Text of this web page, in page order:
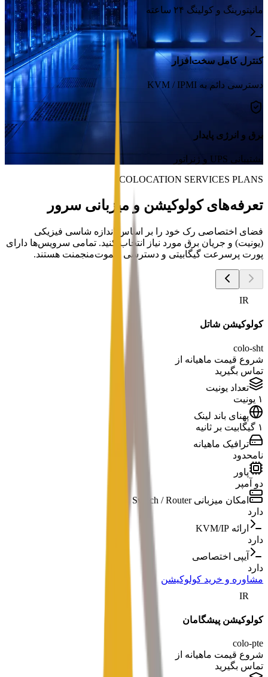
مانیتورینگ و کولینگ ۲۴ ساعته
کنترل کامل سخت‌افزار
دسترسی دائم به KVM / IPMI
برق و انرژی پایدار
پشتیبانی UPS و ژنراتور
COLOCATION SERVICES PLANS
تعرفه‌های کولوکیشن و میزبانی سرور
فضای اختصاصی رک خود را بر اساس اندازه شاسی فیزیکی
(یونیت) و جریان برق مورد نیاز انتخاب کنید. تمامی سرویس‌ها دارای
پورت پرسرعت گیگابیتی و دسترسی ریموت‌منجمنت هستند.
IR
کولوکیشن شاتل
colo-sht
شروع قیمت ماهیانه از
تماس بگیرید
تعداد یونیت
۱ یونیت
پهنای باند لینک
۱ گیگابیت بر ثانیه
ترافیک ماهیانه
نامحدود
پاور
دو آمپر
امکان میزبانی Switch / Router
دارد
ارائه KVM/IP
دارد
آیپی اختصاصی
دارد
مشاوره و خرید کولوکیشن
IR
کولوکیشن پیشگامان
colo-pte
شروع قیمت ماهیانه از
تماس بگیرید